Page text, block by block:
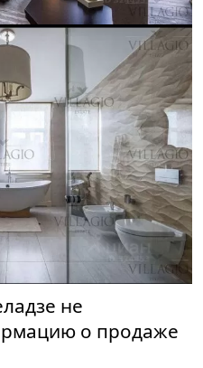
не
о продаже